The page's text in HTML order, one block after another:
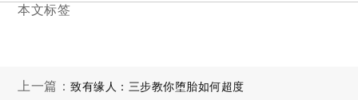
本文标签
上一篇：致有缘人：三步教你堕胎如何超度